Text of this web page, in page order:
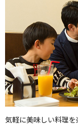
気軽に美味しい料理